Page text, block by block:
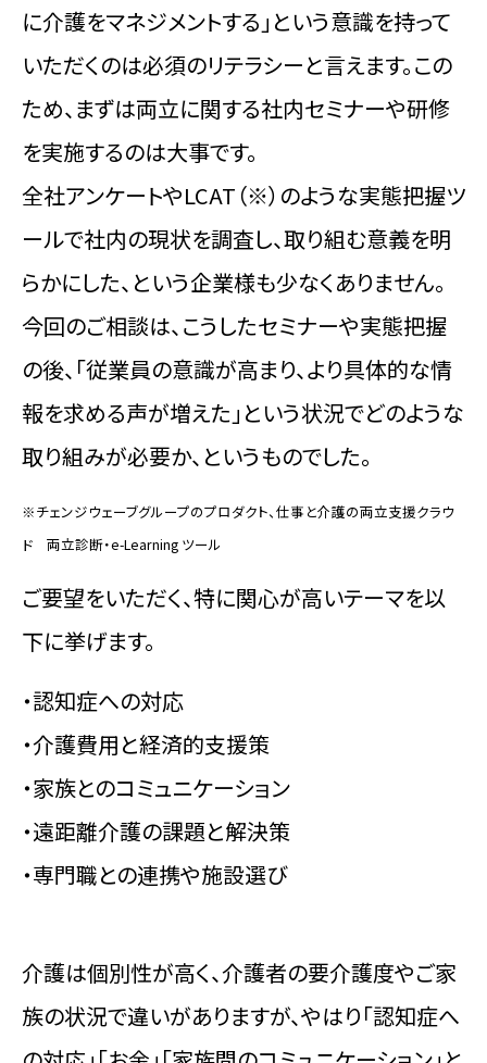
に介護をマネジメントする」という意識を持って
いただくのは必須のリテラシーと言えます。この
ため、まずは両立に関する社内セミナーや研修
を実施するのは大事です。
全社アンケートやLCAT（※）のような実態把握ツ
ールで社内の現状を調査し、取り組む意義を明
らかにした、という企業様も少なくありません。
今回のご相談は、こうしたセミナーや実態把握
の後、「従業員の意識が高まり、より具体的な情
報を求める声が増えた」という状況でどのような
取り組みが必要か、というものでした。
※チェンジウェーブグループのプロダクト、仕事と介護の両立支援クラウ
ド 両立診断・e-Learning ツール
ご要望をいただく、特に関心が高いテーマを以
下に挙げます。
・認知症への対応
・介護費用と経済的支援策
・家族とのコミュニケーション
・遠距離介護の課題と解決策
・専門職との連携や施設選び
介護は個別性が高く、介護者の要介護度やご家
族の状況で違いがありますが、やはり「認知症へ